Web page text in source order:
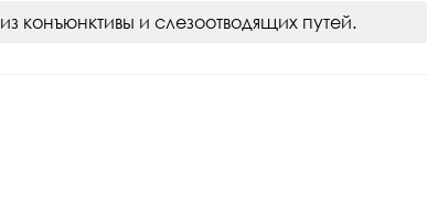
конъюнктивы и слезоотводящих путей.